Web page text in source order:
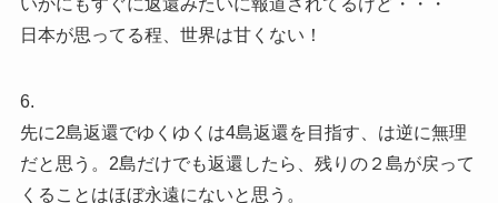
日本が思ってる程、世界は甘くない！
6.
先に2島返還でゆくゆくは4島返還を目指す、は逆に無理
だと思う。2島だけでも返還したら、残りの２島が戻って
くることはほぼ永遠にないと思う。